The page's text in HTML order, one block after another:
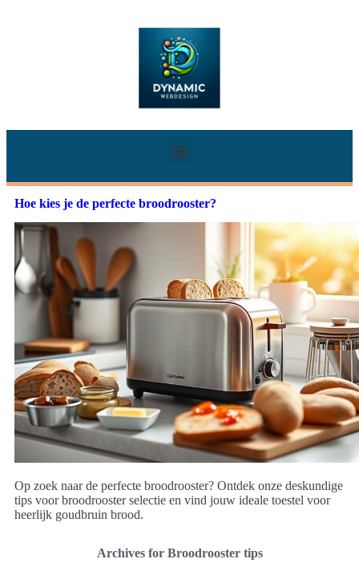
Hoe kies je de perfecte broodrooster?
Op zoek naar de perfecte broodrooster? Ontdek onze deskundige
tips voor broodrooster selectie en vind jouw ideale toestel voor
heerlijk goudbruin brood.
Archives for Broodrooster tips